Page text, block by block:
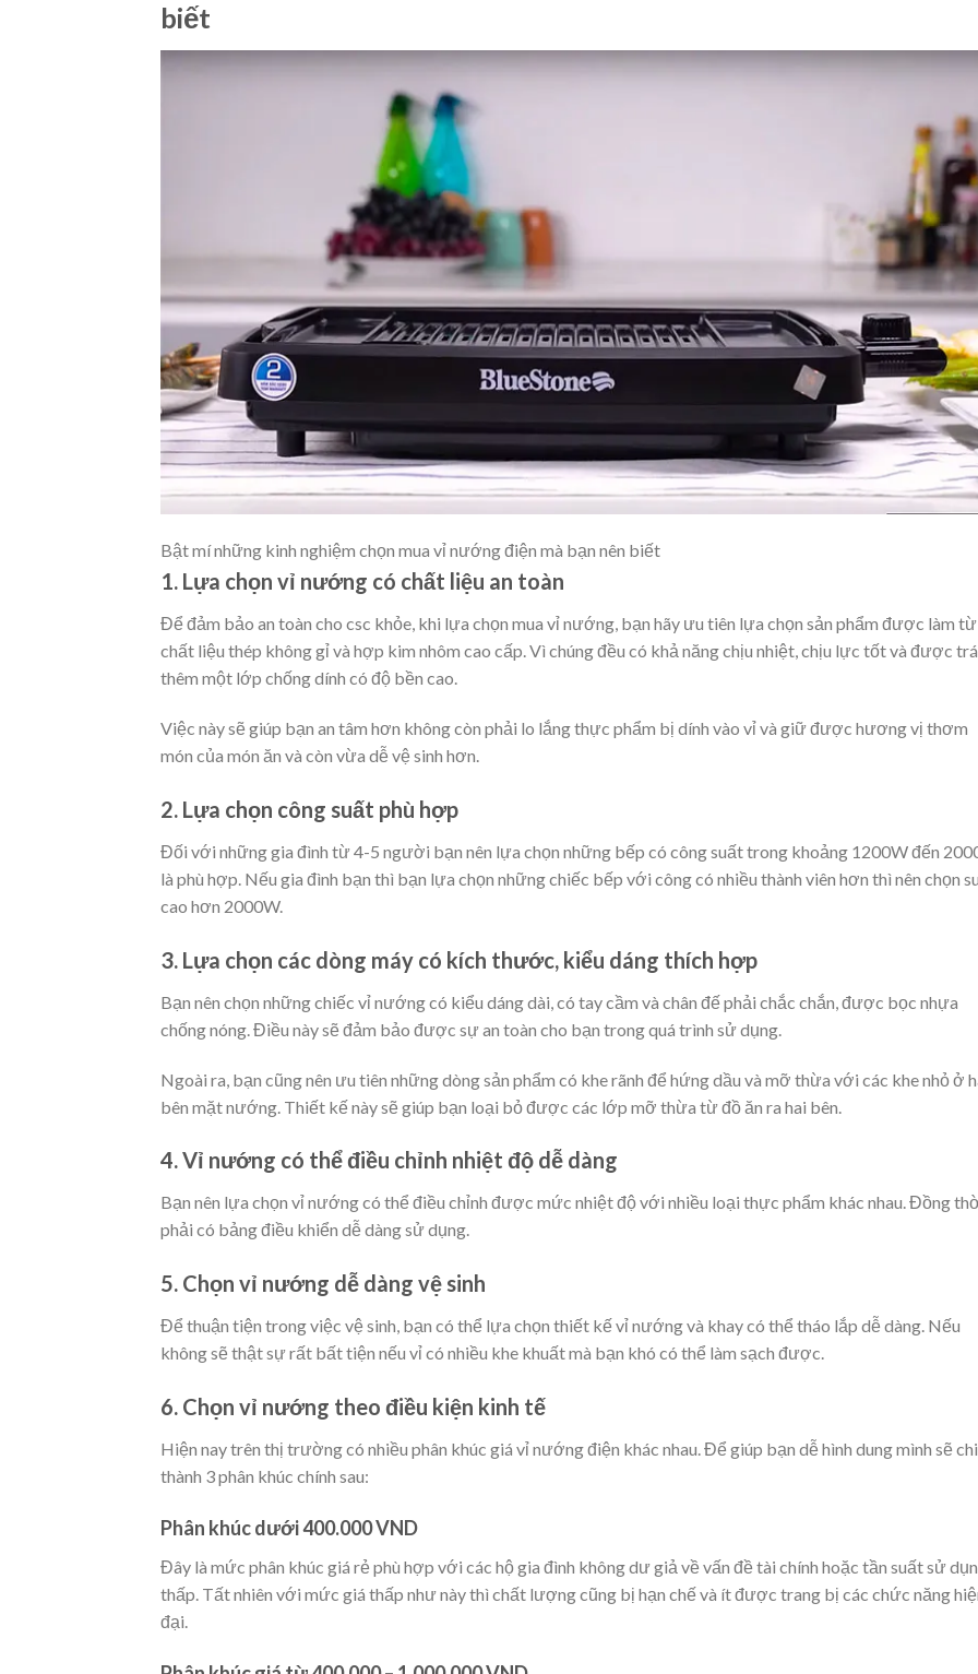
biết
Bật mí những kinh nghiệm chọn mua vỉ nướng điện mà bạn nên biết
1. Lựa chọn vỉ nướng có chất liệu an toàn
Để đảm bảo an toàn cho csc khỏe, khi lựa chọn mua vỉ nướng, bạn hãy ưu tiên lựa chọn sản phẩm được làm từ
chất liệu thép không gỉ và hợp kim nhôm cao cấp. Vì chúng đều có khả năng chịu nhiệt, chịu lực tốt và được
thêm một lớp chống dính có độ bền cao.
Việc này sẽ giúp bạn an tâm hơn không còn phải lo lắng thực phẩm bị dính vào vỉ và giữ được hương vị thơm
món của món ăn và còn vừa dễ vệ sinh hơn.
2. Lựa chọn công suất phù hợp
Đối với những gia đình từ 4-5 người bạn nên lựa chọn những bếp có công suất trong khoảng 1200W đến
là phù hợp. Nếu gia đình bạn thì bạn lựa chọn những chiếc bếp với công có nhiều thành viên hơn thì nên chọn
cao hơn 2000W.
3. Lựa chọn các dòng máy có kích thước, kiểu dáng thích hợp
Bạn nên chọn những chiếc vỉ nướng có kiểu dáng dài, có tay cầm và chân đế phải chắc chắn, được bọc nhựa
chống nóng. Điều này sẽ đảm bảo được sự an toàn cho bạn trong quá trình sử dụng.
Ngoài ra, bạn cũng nên ưu tiên những dòng sản phẩm có khe rãnh để hứng dầu và mỡ thừa với các khe nhỏ ở
bên mặt nướng. Thiết kế này sẽ giúp bạn loại bỏ được các lớp mỡ thừa từ đồ ăn ra hai bên.
4. Vỉ nướng có thể điều chỉnh nhiệt độ dễ dàng
Bạn nên lựa chọn vỉ nướng có thể điều chỉnh được mức nhiệt độ với nhiều loại thực phẩm khác nhau. Đồng
phải có bảng điều khiển dễ dàng sử dụng.
5. Chọn vỉ nướng dễ dàng vệ sinh
Để thuận tiện trong việc vệ sinh, bạn có thể lựa chọn thiết kế vỉ nướng và khay có thể tháo lắp dễ dàng. Nếu
không sẽ thật sự rất bất tiện nếu vỉ có nhiều khe khuất mà bạn khó có thể làm sạch được.
6. Chọn vỉ nướng theo điều kiện kinh tế
Hiện nay trên thị trường có nhiều phân khúc giá vỉ nướng điện khác nhau. Để giúp bạn dễ hình dung mình sẽ
thành 3 phân khúc chính sau:
Phân khúc dưới 400.000 VND
Đây là mức phân khúc giá rẻ phù hợp với các hộ gia đình không dư giả về vấn đề tài chính hoặc tần suất sử
thấp. Tất nhiên với mức giá thấp như này thì chất lượng cũng bị hạn chế và ít được trang bị các chức năng
đại.